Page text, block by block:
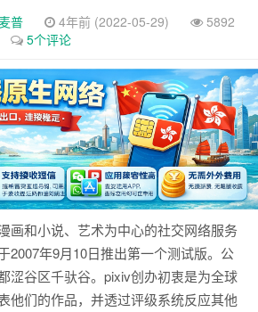
普 4年前 (2022-05-29)
5892
5个评论
画和小说、艺术为中心的社交网络服务
2007年9月10日推出第一个测试版。公
涩谷区千驮谷。pixiv创办初衷是为全球
他们的作品，并透过评级系统反应其他